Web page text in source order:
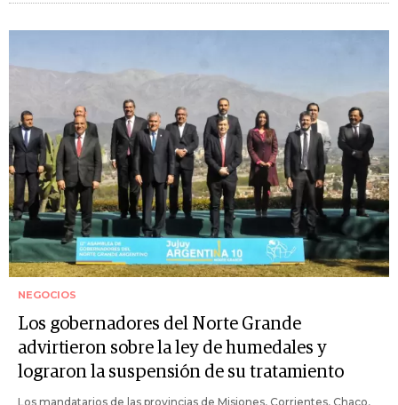
NEGOCIOS
Los gobernadores del Norte Grande
advirtieron sobre la ley de humedales y
lograron la suspensión de su tratamiento
Los mandatarios de las provincias de Misiones, Corrientes, Chaco,